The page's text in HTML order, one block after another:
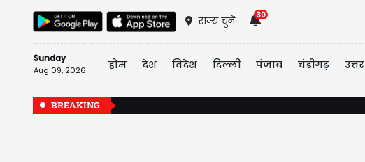
राज्य चुनें
30
Sunday
Aug 09, 2026 होम देश विदेश दिल्ली पंजाब चंडीगढ़
BREAKING